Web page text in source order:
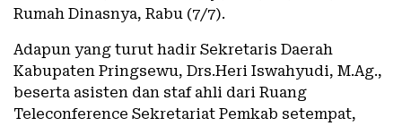
Rumah Dinasnya, Rabu (7/7).
Adapun yang turut hadir Sekretaris Daerah
Kabupaten Pringsewu, Drs.Heri Iswahyudi, M.Ag.,
beserta asisten dan staf ahli dari Ruang
Teleconference Sekretariat Pemkab setempat,